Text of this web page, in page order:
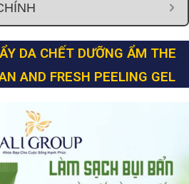
DA CHẾT DƯỠNG ẨM THE
AND FRESH PEELING GEL